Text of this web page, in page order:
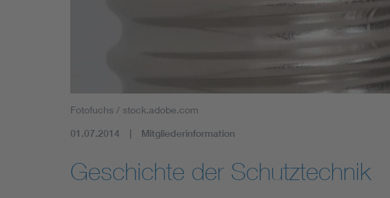
Fotofuchs / stock.adobe.com
01.07.2014 Mitgliederinformation
Geschichte der Schutztechnik